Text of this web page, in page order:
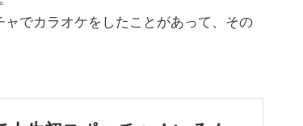
でカラオケをしたことがあって、その